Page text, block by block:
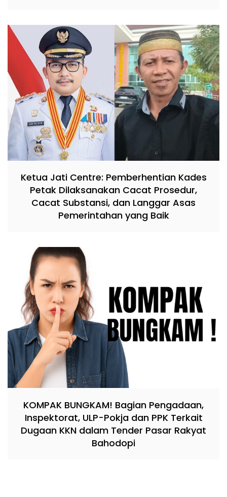
Ketua Jati Centre: Pemberhentian Kades
Petak Dilaksanakan Cacat Prosedur,
Cacat Substansi, dan Langgar Asas
Pemerintahan yang Baik
KOMPAK BUNGKAM! Bagian Pengadaan,
Inspektorat, ULP-Pokja dan PPK Terkait
Dugaan KKN dalam Tender Pasar Rakyat
Bahodopi